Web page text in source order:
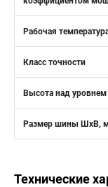
Рабочая
Класс точности
Высота над
Размер шины ШхВ,
Технические